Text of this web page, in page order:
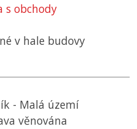
obchody
v hale budovy
- Malá území
věnována